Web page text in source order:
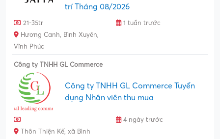
trí Tháng 08/2026
21-35tr
1 tuần trước
Hương Canh, Bình Xuyên,
Vĩnh Phúc
Công ty TNHH GL Commerce
Công ty TNHH GL Commerce Tuyển
dụng Nhân viên thu mua
4 ngày trước
Thôn Thiện Kế, xã Bình